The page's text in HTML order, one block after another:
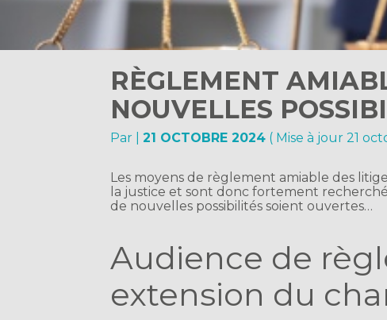
RÈGLEMENT
NOUVELLES
Par |21 OCTOBRE 2024 ( Mise à jour 21
Les moyens de règlement amiable des
la justice et sont donc fortement
de nouvelles possibilités soient ouvertes…
Audience de
extension du